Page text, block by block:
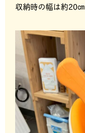
収納時の幅は約20㎝